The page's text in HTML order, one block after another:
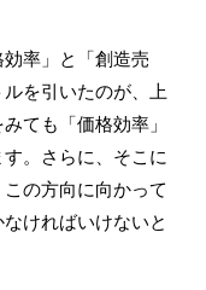
率」と「創造売
を引いたのが、上
ても「価格効率」
。さらに、そこに
の方向に向かって
ければいけないと